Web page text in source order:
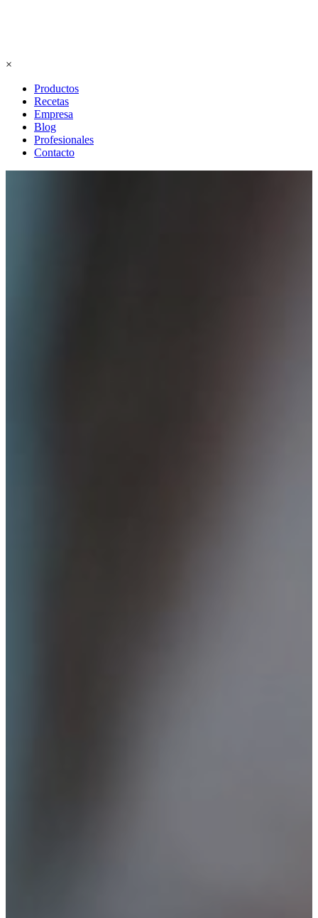
×
Productos
Recetas
Empresa
Blog
Profesionales
Contacto